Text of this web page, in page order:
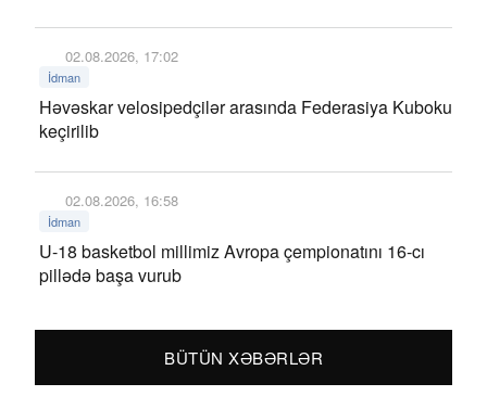
02.08.2026, 17:02
İdman
Həvəskar velosipedçilər arasında Federasiya Kuboku
keçirilib
02.08.2026, 16:58
İdman
U-18 basketbol millimiz Avropa çempionatını 16-cı
pillədə başa vurub
BÜTÜN XƏBƏRLƏR